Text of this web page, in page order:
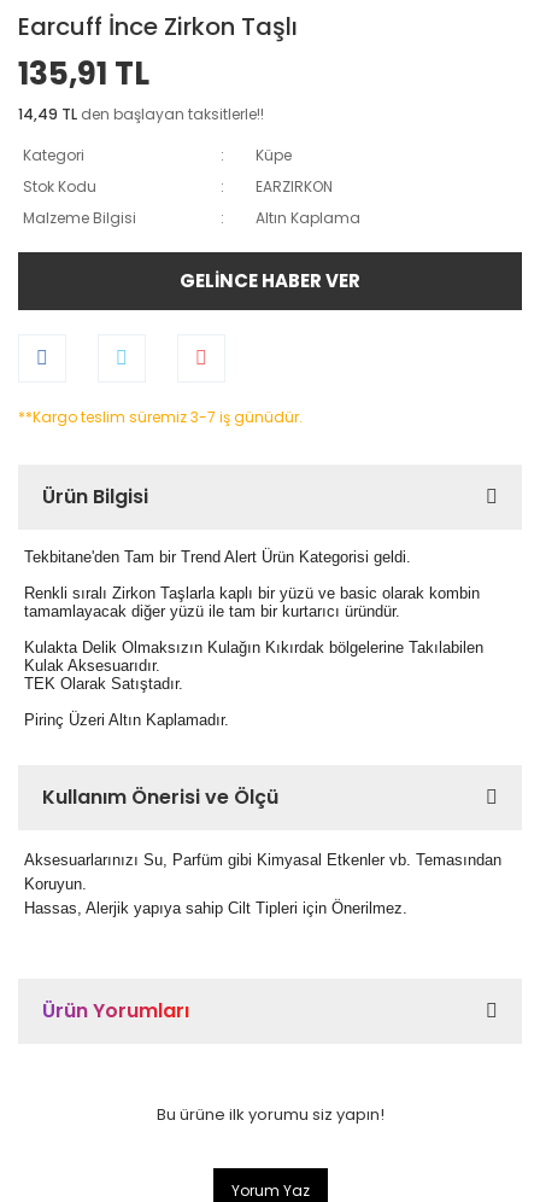
Earcuff İnce Zirkon Taşlı
135,91 TL
14,49 TL den başlayan taksitlerle!!
Kategori
Küpe
Stok Kodu
EARZIRKON
Malzeme Bilgisi
Altın Kaplama
GELİNCE HABER VER
**Kargo teslim süremiz 3-7 iş günüdür.
Ürün Bilgisi
Tekbitane'den Tam bir Trend Alert Ürün Kategorisi geldi.
Renkli sıralı Zirkon Taşlarla kaplı bir yüzü ve basic olarak kombin
tamamlayacak diğer yüzü ile tam bir kurtarıcı üründür.
Kulakta Delik Olmaksızın Kulağın Kıkırdak bölgelerine Takılabilen
Kulak Aksesuarıdır.
TEK Olarak Satıştadır.
Pirinç Üzeri Altın Kaplamadır.
Kullanım Önerisi ve Ölçü
Aksesuarlarınızı Su, Parfüm gibi Kimyasal Etkenler vb. Temasından
Koruyun.
Hassas, Alerjik yapıya sahip Cilt Tipleri için Önerilmez.
Ürün Yorumları
Bu ürüne ilk yorumu siz yapın!
Yorum Yaz